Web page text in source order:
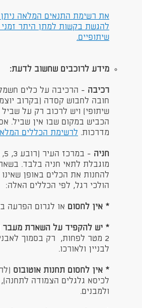
את רשימת התנאים המלאה
להגשת בקשות למתן היתר
שיתופיים.​
מידע לרוכבים שחשוב לדעת:
רכיבה
חובה לחבוש קסדה (בקרוב
שיתופי) ויש לרכוב רק על שביל
הכביש במקום שבו אין שביל.
מדרכות. לרשימת הכללים
חניה
מוגבלת לתאי חניה בלבד.
להחנות את הכלים באופן
הולכי רגל, לפי הכללים האלה:
* אין לחסום או לגרום הפרעה
* יש להקפיד על השארת מעבר
2 מטר לפחות, רק בסמוך
לבניין ולאורכו.
* אין לחסום תחנות אוטובוס
לכיסא גלגלים הצמודה
ולמבנים.